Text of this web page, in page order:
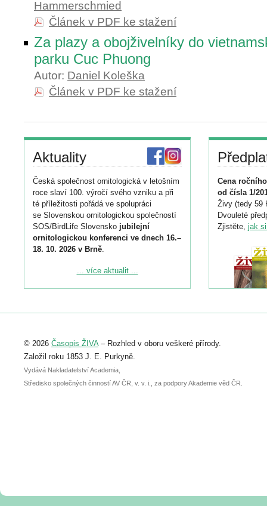
Hammerschmied
Článek v PDF ke stažení
Za plazy a obojživelníky do
parku Cuc Phuong
Autor: Daniel Koleška
Článek v PDF ke stažení
Aktuality
Česká společnost ornitologická v letošním
roce slaví 100. výročí svého vzniku a při
té příležitosti pořádá ve spolupráci
se Slovenskou ornitologickou společností
SOS/BirdLife Slovensko jubilejní
ornitologickou konferenci ve dnech 16.–
18. 10. 2026 v Brně.
Podrobnější informace ke konferenci
Registrovat se můžete do 6. září.
abstraktu přihlášené přednášky nebo
posteru je už 30. června.
... více aktualit ...
Cena
od čísla 1/
Živy (tedy 59
Dvouleté
Zjistěte, jak
© 2026 Časopis ŽIVA– Rozhled v oboru veškeré přírody.
Založil roku 1853 J. E. Purkyně.
Vydává Nakladatelství Academia,
Středisko společných činností AV ČR, v. v. i., za podpory Akademie věd ČR.